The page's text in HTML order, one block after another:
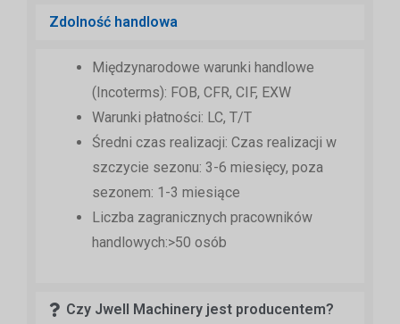
Zdolność handlowa
Międzynarodowe warunki handlowe
(Incoterms): FOB, CFR, CIF, EXW
Warunki płatności: LC, T/T
Średni czas realizacji: Czas realizacji w
szczycie sezonu: 3-6 miesięcy, poza
sezonem: 1-3 miesiące
Liczba zagranicznych pracowników
handlowych:>50 osób
Czy Jwell Machinery jest producentem?